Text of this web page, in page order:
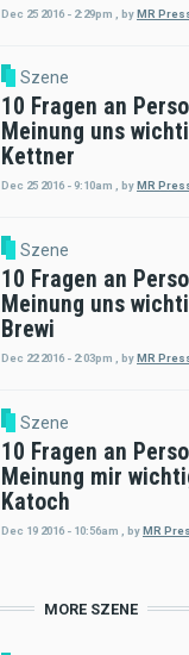
Dec 25 2016 - 2:29pm byMR
Szene
10 Fragen an
Meinung uns
Kettner
Dec 25 2016 - 9:10am , by MR
Szene
10 Fragen an
Meinung uns
Brewi
Dec 22 2016 - 2:03pm byMR
Szene
10 Fragen an
Meinung mir
Katoch
Dec 19 2016 - 10:56am byMR
MORE SZENE